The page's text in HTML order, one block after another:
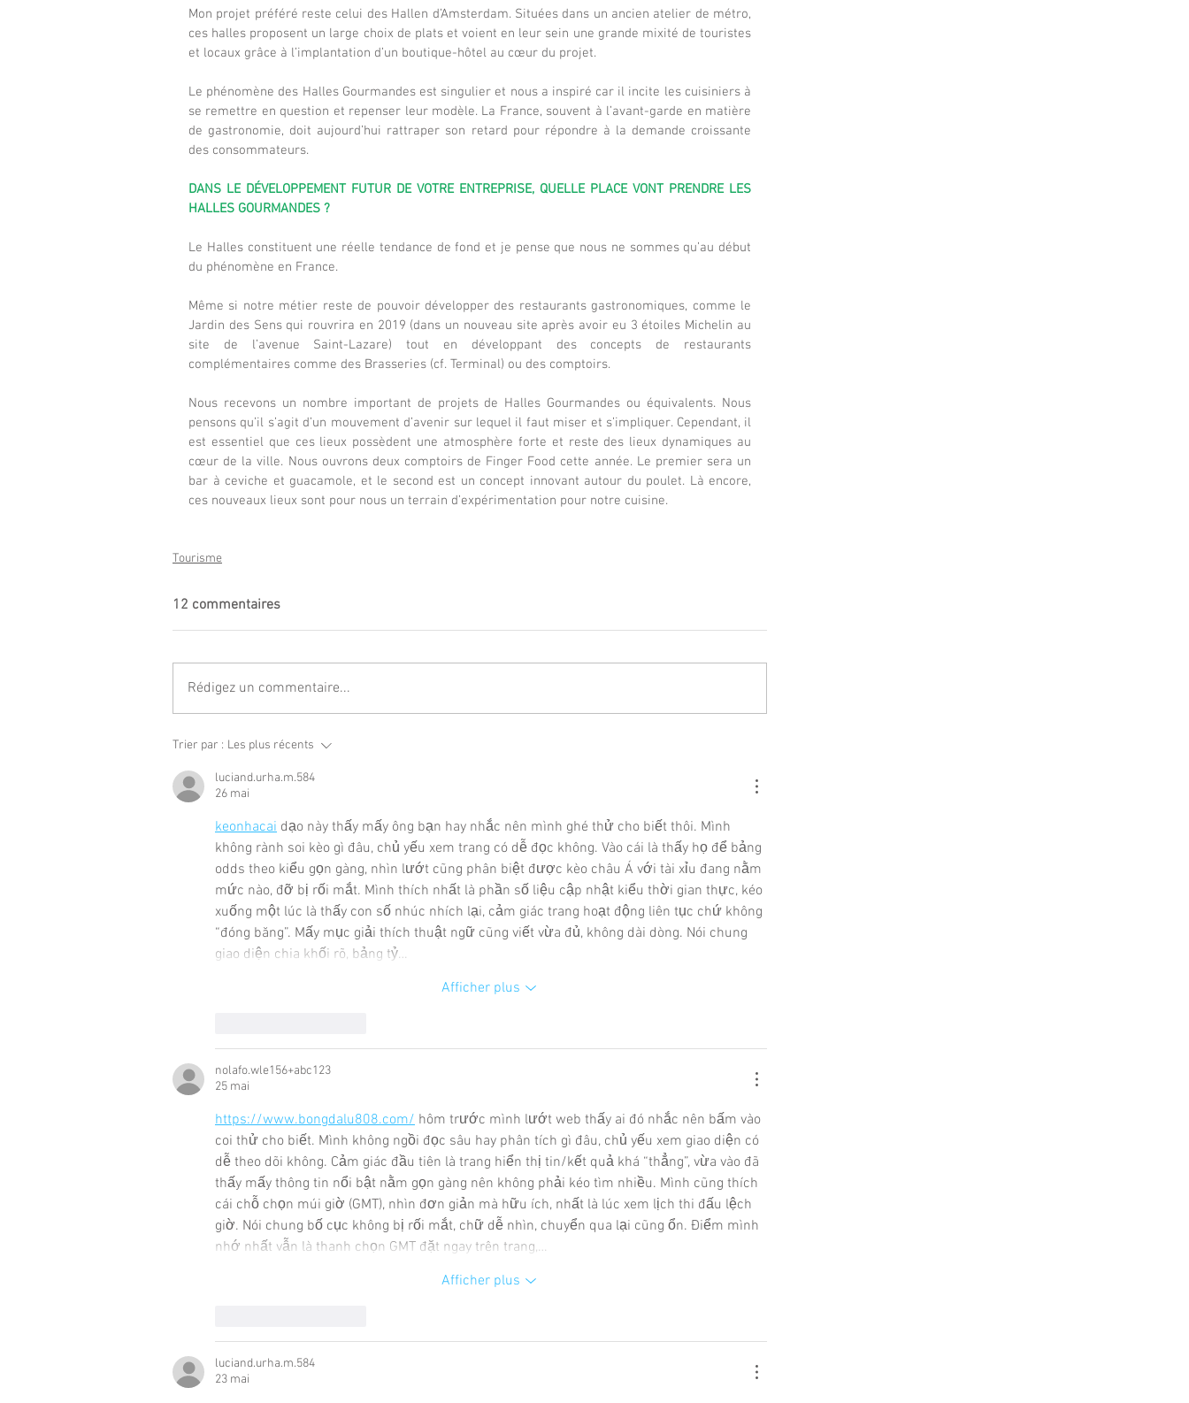
Mon projet préféré reste celui des Hallen d’Amsterdam. Situées dans un ancien atelier de métro,
ces halles proposent un large choix de plats et voient en leur sein une grande mixité de touristes
et locaux grâce à l’implantation d’un boutique-hôtel au cœur du projet.
Le phénomène des Halles Gourmandes est singulier et nous a inspiré car il incite les cuisiniers à
se remettre en question et repenser leur modèle. La France, souvent à l’avant-garde en matière
de gastronomie, doit aujourd’hui rattraper son retard pour répondre à la demande croissante
des consommateurs.
DANS LE DÉVELOPPEMENT FUTUR DE VOTRE ENTREPRISE, QUELLE PLACE VONT PRENDRE LES
HALLES GOURMANDES ?
Le Halles constituent une réelle tendance de fond et je pense que nous ne sommes qu’au début
du phénomène en France.
Même si notre métier reste de pouvoir développer des restaurants gastronomiques, comme le
Jardin des Sens qui rouvrira en 2019 (dans un nouveau site après avoir eu 3 étoiles Michelin au
site de l’avenue Saint-Lazare) tout en développant des concepts de restaurants
complémentaires comme des Brasseries (cf. Terminal) ou des comptoirs.
Nous recevons un nombre important de projets de Halles Gourmandes ou équivalents. Nous
pensons qu’il s’agit d’un mouvement d’avenir sur lequel il faut miser et s’impliquer. Cependant, il
est essentiel que ces lieux possèdent une atmosphère forte et reste des lieux dynamiques au
cœur de la ville. Nous ouvrons deux comptoirs de Finger Food cette année. Le premier sera un
bar à ceviche et guacamole, et le second est un concept innovant autour du poulet. Là encore,
ces nouveaux lieux sont pour nous un terrain d’expérimentation pour notre cuisine.
Tourisme
12 commentaires
Rédigez un commentaire...
Trier par : Les plus récents
luciand.urha.m.584
26 mai
keonhacai dạo này thấy mấy ông bạn hay nhắc nên mình ghé thử cho biết thôi. Mình
không rành soi kèo gì đâu, chủ yếu xem trang có dễ đọc không. Vào cái là thấy họ để bảng
odds theo kiểu gọn gàng, nhìn lướt cũng phân biệt được kèo châu Á với tài xỉu đang nằm
mức nào, đỡ bị rối mắt. Mình thích nhất là phần số liệu cập nhật kiểu thời gian thực, kéo
xuống một lúc là thấy con số nhúc nhích lại, cảm giác trang hoạt động liên tục chứ không
“đóng băng”. Mấy mục giải thích thuật ngữ cũng viết vừa đủ, không dài dòng. Nói chung
giao diện chia khối rõ, bảng tỷ…
Afficher plus
nolafo.wle156+abc123
25 mai
https://www.bongdalu808.com/ hôm trước mình lướt web thấy ai đó nhắc nên bấm vào
coi thử cho biết. Mình không ngồi đọc sâu hay phân tích gì đâu, chủ yếu xem giao diện có
dễ theo dõi không. Cảm giác đầu tiên là trang hiển thị tin/kết quả khá “thẳng”, vừa vào đã
thấy mấy thông tin nổi bật nằm gọn gàng nên không phải kéo tìm nhiều. Mình cũng thích
cái chỗ chọn múi giờ (GMT), nhìn đơn giản mà hữu ích, nhất là lúc xem lịch thi đấu lệch
giờ. Nói chung bố cục không bị rối mắt, chữ dễ nhìn, chuyển qua lại cũng ổn. Điểm mình
nhớ nhất vẫn là thanh chọn GMT đặt ngay trên trang,…
Afficher plus
luciand.urha.m.584
23 mai